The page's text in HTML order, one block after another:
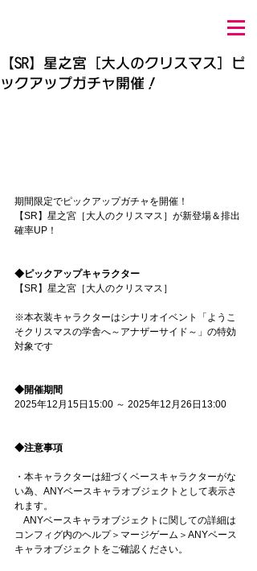
【SR】星之宮［大人のクリスマス］ピ
ックアップガチャ開催！
期間限定でピックアップガチャを開催！
【SR】星之宮［大人のクリスマス］が新登場＆排出
確率UP！
◆ピックアップキャラクター
【SR】星之宮［大人のクリスマス］
※本衣装キャラクターはシナリオイベント「ようこ
そクリスマスの学舎へ～アナザーサイド～」の特効
対象です
◆開催期間
2025年12月15日15:00 ～ 2025年12月26日13:00
◆注意事項
・本キャラクターは紐づくベースキャラクターがな
い為、ANYベースキャラオブジェクトとして表示さ
れます。
ANYベースキャラオブジェクトに関しての詳細は
コンフィグ内のヘルプ＞マージゲーム＞ANYベース
キャラオブジェクトをご確認ください。